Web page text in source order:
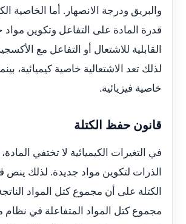
والبريق ودرجة الانصهار. أما الخاصية
قدرة المادة على التفاعل وتكوين مواد
القابلية للاشتعال أو التفاعل مع
لذلك تعد الاشتعالية خاصية كيميائية،
خاصية فيزيائية.
قانون حفظ الكتلة
في التغيرات الكيميائية لا تختفي
الذرات لتكوين مواد جديدة. لذلك
الكتلة على أن مجموع كتل المواد
مجموع كتل المواد المتفاعلة في نظام